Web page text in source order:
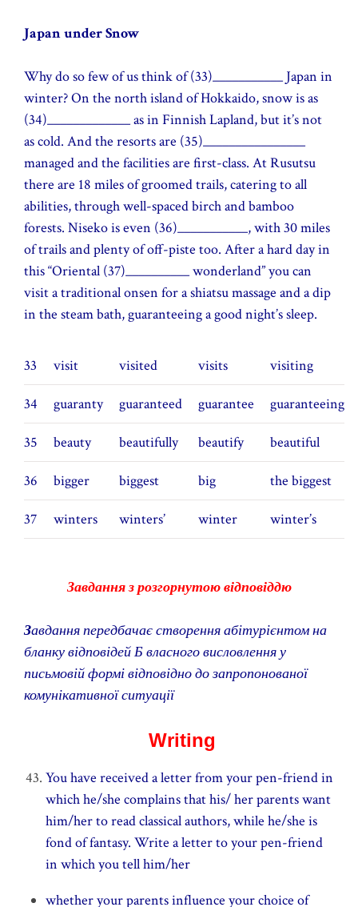
Japan under Snow
Why do so few of us think of (33)___________ Japan in
winter? On the north island of Hokkaido, snow is as
(34)_____________ as in Finnish Lapland, but it’s not
as cold. And the resorts are (35)________________
managed and the facilities are first-class. At Rusutsu
there are 18 miles of groomed trails, catering to all
abilities, through well-spaced birch and bamboo
forests. Niseko is even (36)___________, with 30 miles
of trails and plenty of off-piste too. After a hard day in
this “Oriental (37)__________ wonderland” you can
visit a traditional onsen for a shiatsu massage and a dip
in the steam bath, guaranteeing a good night’s sleep.
33 visit visited visits visiting
34 guaranty guaranteed guarantee guaranteeing
35 beauty beautifully beautify beautiful
36 bigger biggest big the biggest
37 winters winters’ winter winter’s
Завдання з розгорнутою відповіддю
Завдання передбачає створення абітурієнтом на
бланку відповідей Б власного висловлення у
письмовій формі відповідно до запропонованої
комунікативної ситуації
Writing
You have received a letter from your pen-friend in
which he/she complains that his/ her parents want
him/her to read classical authors, while he/she is
fond of fantasy. Write a letter to your pen-friend
in which you tell him/her
whether your parents influence your choice of